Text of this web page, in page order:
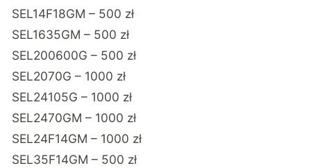
SEL14F18GM – 500 zł
SEL1635GM – 500 zł
SEL200600G – 500 zł
SEL2070G – 1000 zł
SEL24105G – 1000 zł
SEL2470GM – 1000 zł
SEL24F14GM – 1000 zł
SEL35F14GM – 500 zł